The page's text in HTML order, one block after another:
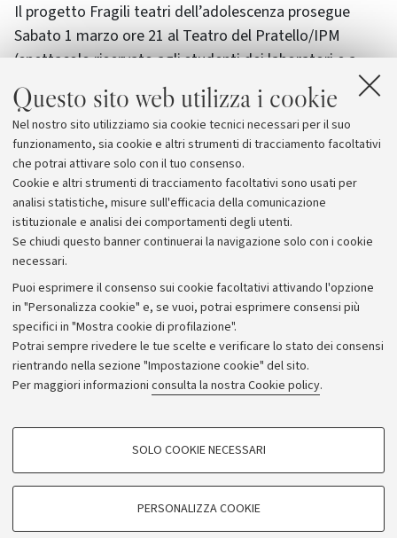
Questo sito web utilizza i cookie
Nel nostro sito utilizziamo sia cookie tecnici necessari per il suo
funzionamento, sia cookie e altri strumenti di tracciamento facoltativi
che potrai attivare solo con il tuo consenso.
Cookie e altri strumenti di tracciamento facoltativi sono usati per
analisi statistiche, misure sull'efficacia della comunicazione
istituzionale e analisi dei comportamenti degli utenti.
Se chiudi questo banner continuerai la navigazione solo con i cookie
necessari.
Puoi esprimere il consenso sui cookie facoltativi attivando l'opzione
in "Personalizza cookie" e, se vuoi, potrai esprimere consensi più
specifici in "Mostra cookie di profilazione".
Potrai sempre rivedere le tue scelte e verificare lo stato dei consensi
rientrando nella sezione "Impostazione cookie" del sito.
Per maggiori informazioni consulta la nostra Cookie policy.
COOKIE DI PROFILAZIONE - FACOLTATIVI
SOLO COOKIE NECESSARI
PERSONALIZZA COOKIE
Il progetto Fragili teatri dell’adolescenza prosegue
Sabato 1 marzo ore 21 al Teatro del Pratello/IPM
(spettacolo riservato agli studenti dei laboratori e a
invito. Non accessibile per il pubblico) Compagnia del
Pratello/BLOOM – culture teatri- presenta
IL PASSAGGIO DEL TESTIMONE drammaturgia e regia
di Paolo Billi.
Archivio
Comunicati stampa
Redazione
Rassegna stampa
© Copyright 2026 - ALMA MATER STUDIORUM - Università di